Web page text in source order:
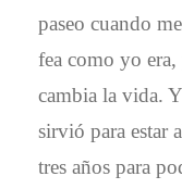
paseo cuando
fea como yo
cambia la vida.
sirvió para estar
tres años para